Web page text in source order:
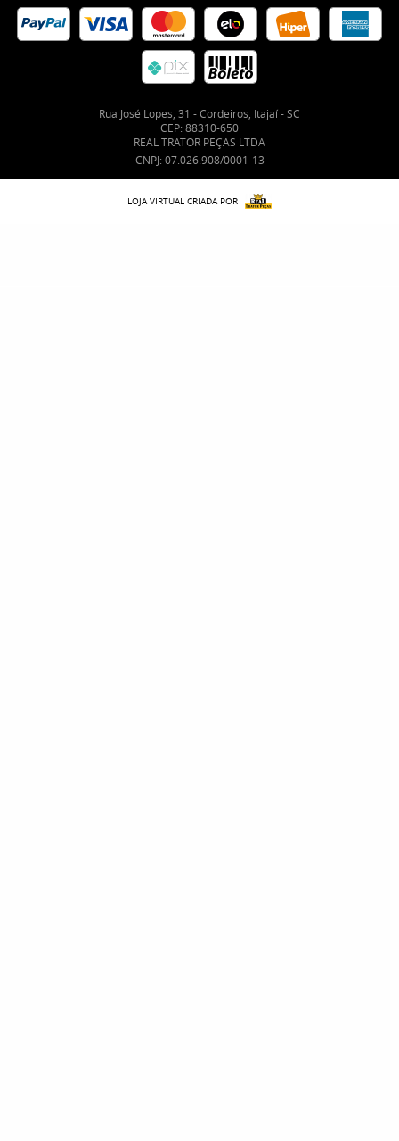
Rua José Lopes, 31 -Cordeiros, Itajaí-SC
CEP: 88310-650
REAL TRATOR PEÇAS LTDA
CNPJ: 07.026.908/0001-13
LOJA VIRTUAL CRIADA POR